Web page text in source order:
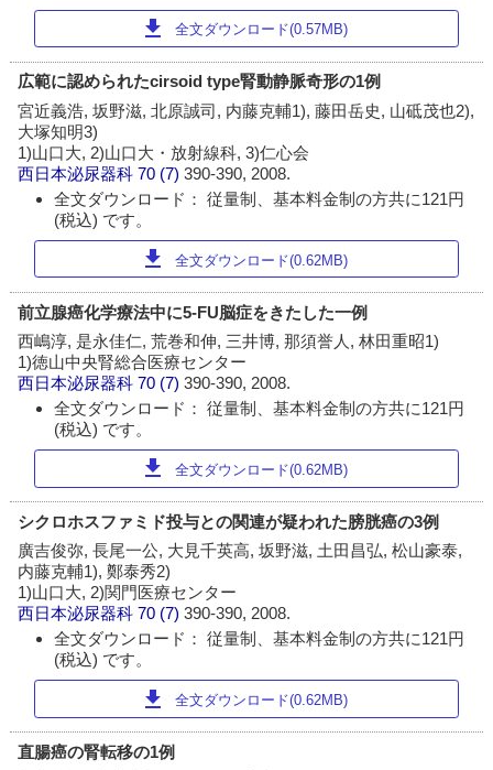
download 全文ダウンロード(0.57MB)
広範に認められたcirsoid type腎動静脈奇形の1例
宮近義浩, 坂野滋, 北原誠司, 内藤克輔1), 藤田岳史, 山砥茂也2),
大塚知明3)
1)山口大, 2)山口大・放射線科, 3)仁心会
西日本泌尿器科 70 (7)390-390, 2008.
全文ダウンロード： 従量制、基本料金制の方共に121円
(税込) です。
download 全文ダウンロード(0.62MB)
前立腺癌化学療法中に5-FU脳症をきたした一例
西嶋淳, 是永佳仁, 荒巻和伸, 三井博, 那須誉人, 林田重昭1)
1)徳山中央腎総合医療センター
西日本泌尿器科 70 (7)390-390, 2008.
全文ダウンロード： 従量制、基本料金制の方共に121円
(税込) です。
download 全文ダウンロード(0.62MB)
シクロホスファミド投与との関連が疑われた膀胱癌の3例
廣吉俊弥, 長尾一公, 大見千英高, 坂野滋, 土田昌弘, 松山豪泰,
内藤克輔1), 鄭泰秀2)
1)山口大, 2)関門医療センター
西日本泌尿器科 70 (7)390-390, 2008.
全文ダウンロード： 従量制、基本料金制の方共に121円
(税込) です。
download 全文ダウンロード(0.62MB)
直腸癌の腎転移の1例